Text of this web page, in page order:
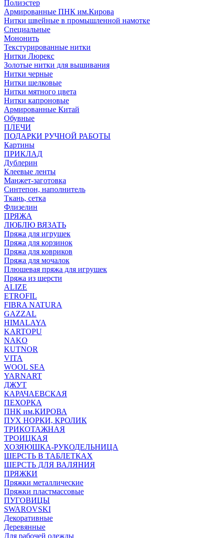
Полиэстер
Армированные ПНК им.Кирова
Нитки швейные в промышленной намотке
Специальные
Мононить
Текстурированные нитки
Нитки Люрекс
Золотые нитки для вышивания
Нитки черные
Нитки шелковые
Нитки мятного цвета
Нитки капроновые
Армированные Китай
Обувные
ПЛЕЧИ
ПОДАРКИ РУЧНОЙ РАБОТЫ
Картины
ПРИКЛАД
Дублерин
Клеевые ленты
Манжет-заготовка
Синтепон, наполнитель
Ткань, сетка
Флизелин
ПРЯЖА
ЛЮБЛЮ ВЯЗАТЬ
Пряжа для игрушек
Пряжа для корзинок
Пряжа для ковриков
Пряжа для мочалок
Плюшевая пряжа для игрушек
Пряжа из шерсти
ALIZE
ETROFIL
FIBRA NATURA
GAZZAL
HIMALAYA
KARTOPU
NAKO
KUTNOR
VITA
WOOL SEA
YARNART
ДЖУТ
КАРАЧАЕВСКАЯ
ПЕХОРКА
ПНК им.КИРОВА
ПУХ НОРКИ, КРОЛИК
ТРИКОТАЖНАЯ
ТРОИЦКАЯ
ХОЗЯЮШКА-РУКОДЕЛЬНИЦА
ШЕРСТЬ В ТАБЛЕТКАХ
ШЕРСТЬ ДЛЯ ВАЛЯНИЯ
ПРЯЖКИ
Пряжки металлические
Пряжки пластмассовые
ПУГОВИЦЫ
SWAROVSKI
Декоративные
Деревянные
Для рабочей одежды